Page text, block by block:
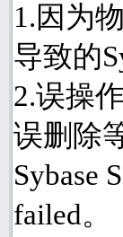
1.因为
导致的
2.误操
误删除
Sybase
failed。